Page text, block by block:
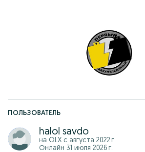
Доставка по Ташкенту 24/7
Также есть служба доставки в регионы.
ПОЛЬЗОВАТЕЛЬ
halol savdo
на OLX с августа 2022 г.
Онлайн 31 июля 2026 г.